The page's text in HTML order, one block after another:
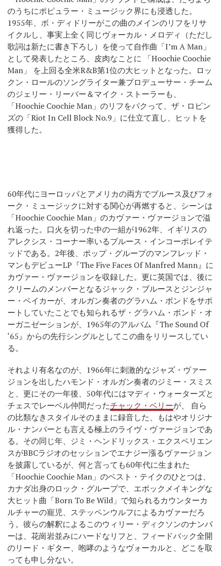
のうちにポピュラー・ミュージック界にも浸透した。
1955年、ボ・ディドリーがこの曲のメインのリフをリサ
イクルし、事実上全く同じヴォーカル・メロディ（ただし
歌詞は新たに書き下ろし）を使って自作曲「I’m A Man」
として発表したところ、皮肉なことに 「Hoochie Coochie
Man」 を上回る全米R&B第1位の大ヒットとなった。ロッ
クン・ロールのソングライター兼プロデューサー・チーム
のジェリー・リーバー＆マイク・ストーラーも、
「Hoochie Coochie Man」のリフをパクって、ザ・ロビン
ズの「Riot In Cell Block No.9」に仕立て直し、ヒットを
獲得した。
60年代にヨーロッパとアメリカの両方でブルース及びフォ
ーク・ミュージックに対する関心が再燃すると、シーンは
「Hoochie Coochie Man」のカヴァー・ヴァージョンで溢
れ返った。口火を切った中の一組が1962年、イギリスの
アレクシス・コーナー率いるブルース・インコーポレイテ
ッドである。2年後、ポップ・グループのマンフレッド・
マンもデビューLP『The Five Faces Of Manfred Mann』に
カヴァー・ヴァージョンを収録した。更に英国では、後に
クリームのメンバーとなるジャック・ブルースとジンジャ
ー・ベイカーが、オルガン奏者のグラハム・ボンドをサポ
ートしていたことでも知られるザ・グラハム・ボンド・オ
ーガニゼーションが、1965年のアルバム『The Sound Of
‘65』からの先行シングルとしてこの曲をリリースしてい
る。
それより有名なのが、1966年に刺激的なジャズ・ヴァー
ジョンを出したハモンド・オルガン奏者のジミー・スミス
と、更にその一年後、50年代にはマディ・ウォーターズと
チェスでレーベル仲間だったチャック・ベリーが、 自ら
の比類なきスタイルそのままに録音した、もはやオリジナ
ル・ナンバーとも言える極上のライヴ・ヴァージョンであ
る。その同じ年、ジミ・ヘンドリックス・エクスペリエン
スがBBCラジオのセッションでエナジー漲るヴァージョン
を披露しているが、何と言っても60年代に生まれた
「Hoochie Coochie Man」のベスト・テイクのひとつは、
カナダ出身のロック・グループで、エポックメイキングな
大ヒット曲「Born To Be Wild」で知られるカウンターカ
ルチャーの寵児、ステッペンウルフによるカヴァーだろ
う。彼らの解釈によるこのウィリー・ディクソンのナンバ
ーは、花崗岩並みにハードなリフと、フィードバック全開
のリード・ギター、咆哮のようなヴォーカルと、どこを取
っても申し分ない。